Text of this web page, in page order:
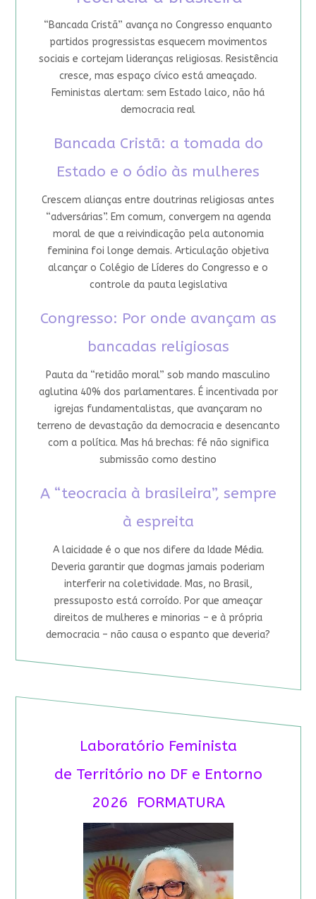
“Bancada Cristã” avança no Congresso enquanto
partidos progressistas esquecem movimentos
sociais e cortejam lideranças religiosas. Resistência
cresce, mas espaço cívico está ameaçado.
Feministas alertam: sem Estado laico, não há
democracia real
Bancada Cristã: a tomada do
Estado e o ódio às mulheres
Crescem alianças entre doutrinas religiosas antes
“adversárias”. Em comum, convergem na agenda
moral de que a reivindicação pela autonomia
feminina foi longe demais. Articulação objetiva
alcançar o Colégio de Líderes do Congresso e o
controle da pauta legislativa
Congresso: Por onde avançam as
bancadas religiosas
Pauta da “retidão moral” sob mando masculino
aglutina 40% dos parlamentares. É incentivada por
igrejas fundamentalistas, que avançaram no
terreno de devastação da democracia e desencanto
com a política. Mas há brechas: fé não significa
submissão como destino
A “teocracia à brasileira”, sempre
à espreita
A laicidade é o que nos difere da Idade Média.
Deveria garantir que dogmas jamais poderiam
interferir na coletividade. Mas, no Brasil,
pressuposto está corroído. Por que ameaçar
direitos de mulheres e minorias – e à própria
democracia – não causa o espanto que deveria?
Laboratório Feminista
de Território no DF e Entorno
2026 FORMATURA